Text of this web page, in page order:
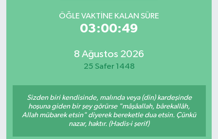
ÖĞLE VAKTINE KALAN SÜRE
03:00:49
8 Ağustos 2026
25 Safer 1448
Sizden biri kendisinde, malında veya (din) kardeşinde
hoşuna giden bir şey görürse "mâşâallah, bârekallâh,
Allah mübarek etsin" diyerek bereketle dua etsin. Çünkü
nazar, haktır. (Hadis-i şerif)